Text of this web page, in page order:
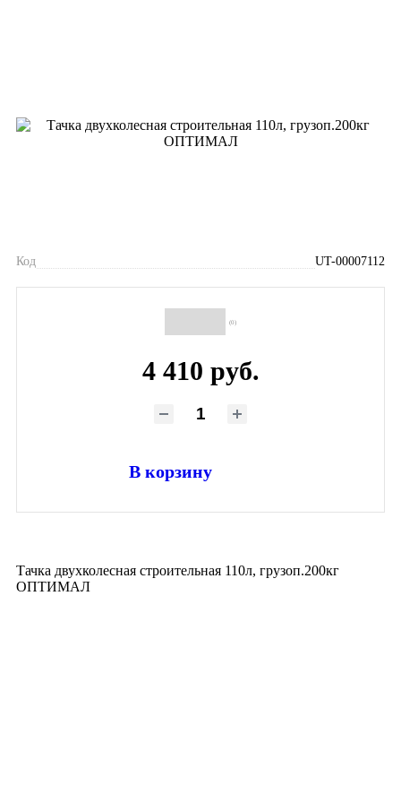
Код UT-00007112
(0)
4 410 руб.
В корзину
Тачка двухколесная строительная 110л, грузоп.200кг
ОПТИМАЛ